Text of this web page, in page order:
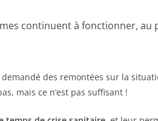
continuent à fonctionner, au
demandé des remontées sur la
mais ce n’est pas suffisant !